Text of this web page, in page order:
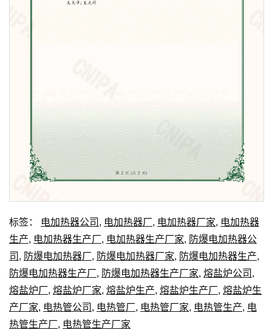
标签： 电加热器公司 , 电加热器厂, 电加热器厂家, 电加热器
生产, 电加热器生产厂, 电加热器生产厂家, 防爆电加热器公
司 , 防爆电加热器厂, 防爆电加热器厂家, 防爆电加热器生产,
防爆电加热器生产厂, 防爆电加热器生产厂家, 熔盐炉公司 ,
熔盐炉厂, 熔盐炉厂家, 熔盐炉生产, 熔盐炉生产厂, 熔盐炉生
产厂家, 电热管公司 , 电热管厂, 电热管厂家, 电热管生产, 电
热管生产厂, 电热管生产厂家